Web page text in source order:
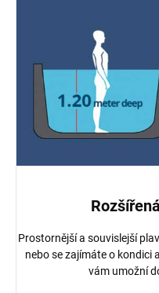
Prostornější a souvislejší
nebo se zajímáte o kondici
vám umožní